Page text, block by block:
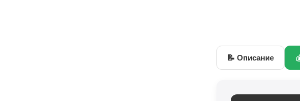
📝 Описание